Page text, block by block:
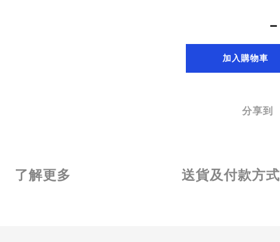
加入購物車
分享到
了解更多 送貨及付款方式